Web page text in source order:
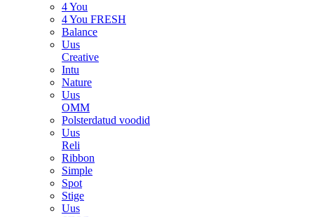
4 You
4 You FRESH
Balance
Uus
Creative
Intu
Nature
Uus
OMM
Polsterdatud voodid
Uus
Reli
Ribbon
Simple
Spot
Stige
Uus